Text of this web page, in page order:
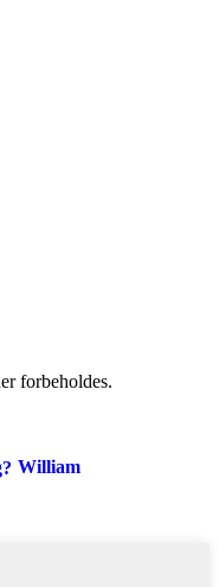
forbeholdes.
William